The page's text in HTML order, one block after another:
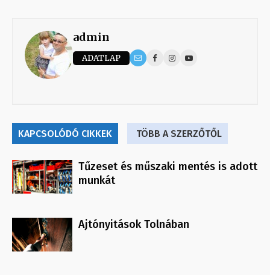
admin
ADATLAP
KAPCSOLÓDÓ CIKKEK TÖBB A SZERZŐTŐL
Tűzeset és műszaki mentés is adott
munkát
Ajtónyitások Tolnában